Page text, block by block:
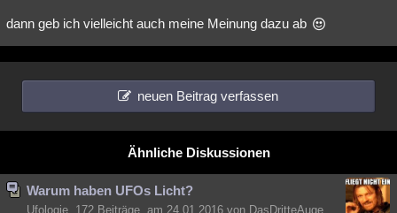
dann geb ich vielleicht auch meine Meinung dazu ab
neuen Beitrag verfassen
Ähnliche Diskussionen
Warum haben UFOs Licht?
Ufologie, 172 Beiträge, am 24.01.2016 von DasDritteAuge